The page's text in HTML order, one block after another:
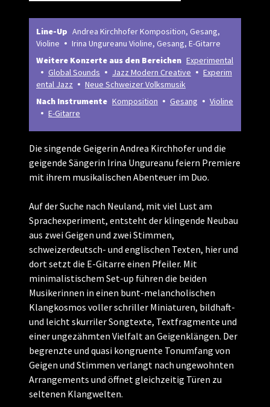
Line-Up Andrea Kirchhofer Komposition, Gesang,
Violine
Irina Ungureanu Violine, Gesang, E-Gitarre
Weitere Konzerte aus den Bereichen Experimental
Global Sounds
Jazz Modern Creative
Experim
ental Jazz
Neue Schweizer Volksmusik
Nach Instrumente Komposition Gesang
Violine
E-Gitarre
Die singende Geigerin Andrea Kirchhofer und die
geigende Sängerin Irina Ungureanu feiern Premiere
mit ihrem musikalischen Abenteuer im Duo.
Auf der Suche nach Neuland, mit viel Lust am
Sprachexperiment, entsteht der klingende Neubau
aus zwei Geigen und zwei Stimmen,
schweizerdeutsch- und englischen Texten, hier und
dort setzt die E-Gitarre einen Pfeiler. Mit
minimalistischem Set-up führen die beiden
Musikerinnen in einen bunt-melancholischen
Klangkosmos voller schriller Miniaturen, bildhaft-
und leicht skurriler Songtexte, Textfragmente und
einer ungezähmten Vielfalt an Geigenklängen. Der
begrenzte und quasi kongruente Tonumfang von
Geigen und Stimmen verlangt nach ungewohnten
Arrangements und öffnet gleichzeitig Türen zu
seltenen Klangwelten.